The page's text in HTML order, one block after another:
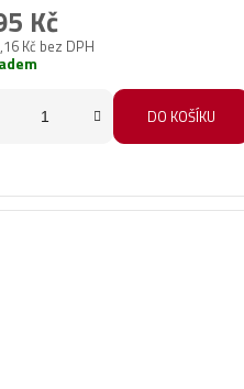
Kč bez DPH
Kč
DO KOŠÍKU